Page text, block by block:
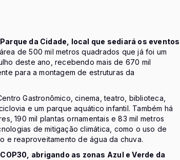
da Cidade, local que sediará os eventos
de 500 mil metros quadrados que já foi um
deste ano, recebendo mais de 670 mil
para a montagem de estruturas da
Gastronômico, cinema, teatro, biblioteca,
e um parque aquático infantil. Também há
190 mil plantas ornamentais e 83 mil metros
de mitigação climática, como o uso de
e reaproveitamento de água da chuva.
abrigando as zonas Azul e Verde da